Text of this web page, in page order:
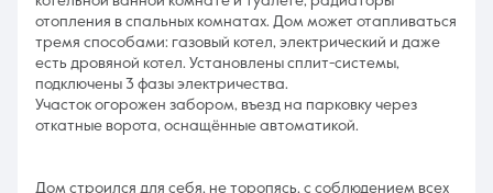
отопления в спальных комнатах. Дом может отапливаться
тремя способами: газовый котел, электрический и даже
есть дровяной котел. Установлены сплит-системы,
подключены 3 фазы электричества.
Участок огорожен забором, въезд на парковку через
откатные ворота, оснащённые автоматикой.
Дом строился для себя, не торопясь, с соблюдением всех